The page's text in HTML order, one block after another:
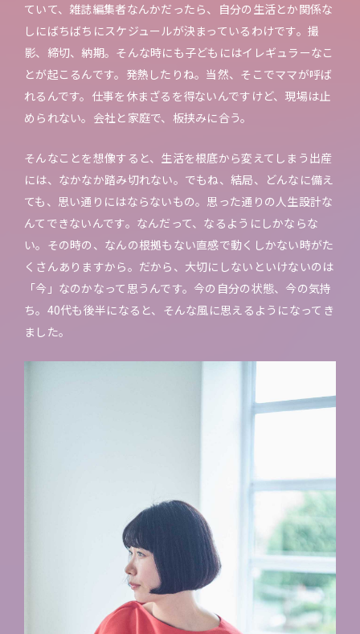
ていて、雑誌編集者なんかだったら、自分の生活とか関係な
しにばちばちにスケジュールが決まっているわけです。撮
影、締切、納期。そんな時にも子どもにはイレギュラーなこ
とが起こるんです。発熱したりね。当然、そこでママが呼ば
れるんです。仕事を休まざるを得ないんですけど、現場は止
められない。会社と家庭で、板挟みに合う。
そんなことを想像すると、生活を根底から変えてしまう出産
には、なかなか踏み切れない。でもね、結局、どんなに備え
ても、思い通りにはならないもの。思った通りの人生設計な
んてできないんです。なんだって、なるようにしかならな
い。その時の、なんの根拠もない直感で動くしかない時がた
くさんありますから。だから、大切にしないといけないのは
「今」なのかなって思うんです。今の自分の状態、今の気持
ち。40代も後半になると、そんな風に思えるようになってき
ました。